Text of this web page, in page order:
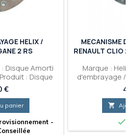
HELIX /
2 RS
Disque Amorti
: Disque
2 RS / 225
€
panier
-
MECANISME
RENAULT CLIO 2
Marque :
d'embrayage /
Mécanisme
Clio 2 CUP

